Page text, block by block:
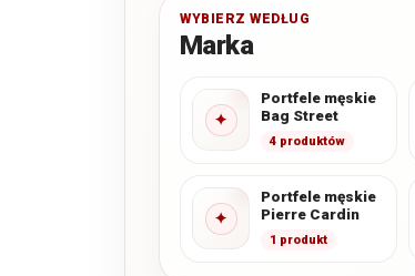
WYBIERZ WEDŁUG
Marka
✦
Portfele męskie
Bag Street
4 produktów
✦
Portfele męskie
Pierre Cardin
1 produkt